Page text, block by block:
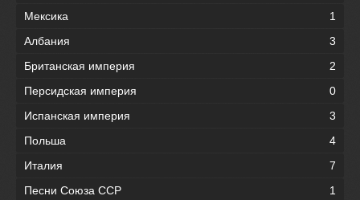
Мексика
1
Албания
3
Британская империя
2
Персидская империя
0
Испанская империя
3
Польша
4
Италия
7
Песни Союза ССР
1